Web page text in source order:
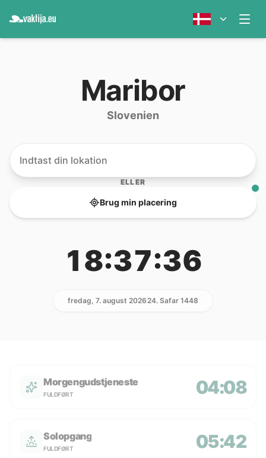
Maribor
Slovenien
ELLER
Brug min placering
18:37:36
fredag, 7. august 202624. Safar 1448
Morgengudstjeneste
FULDFØRT 04:08
Solopgang
FULDFØRT 05:42